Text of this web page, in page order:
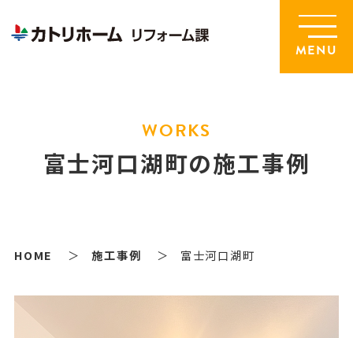
MENU
WORKS
富士河口湖町の施工事例
HOME 施工事例 富士河口湖町